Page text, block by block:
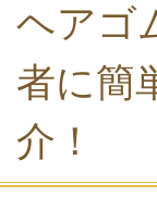
ヘアゴ
者に簡
介！